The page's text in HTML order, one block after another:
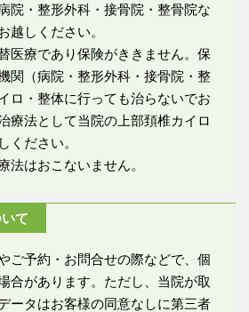
院・整形外科・接骨院・整骨院な
越しください。
医療であり保険がききません。保
関（病院・整形外科・接骨院・整
ロ・整体に行っても治らないでお
療法として当院の上部頚椎カイロ
ください。
法はおこないません。
て
ご予約・お問合せの際などで、個
合があります。ただし、当院が取
ータはお客様の同意なしに第三者